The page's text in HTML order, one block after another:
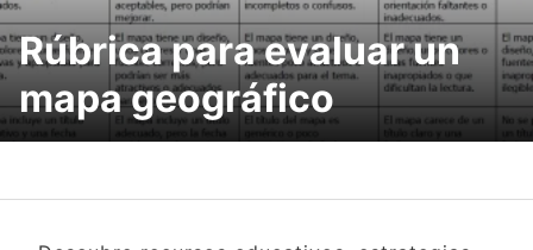
Rúbrica para evaluar un
mapa geográfico